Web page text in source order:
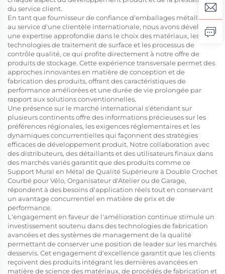
du service client.
En tant que fournisseur de confiance d'emballages métalliques
au service d'une clientèle internationale, nous avons développé
une expertise approfondie dans le choix des matériaux, les
technologies de traitement de surface et les processus de
contrôle qualité, ce qui profite directement à notre offre de
produits de stockage. Cette expérience transversale permet des
approches innovantes en matière de conception et de
fabrication des produits, offrant des caractéristiques de
performance améliorées et une durée de vie prolongée par
rapport aux solutions conventionnelles.
Une présence sur le marché international s'étendant sur
plusieurs continents offre des informations précieuses sur les
préférences régionales, les exigences réglementaires et les
dynamiques concurrentielles qui façonnent des stratégies
efficaces de développement produit. Notre collaboration avec
des distributeurs, des détaillants et des utilisateurs finaux dans
des marchés variés garantit que des produits comme ce
Support Mural en Métal de Qualité Supérieure à Double Crochet
Courbé pour Vélo, Organisateur d'Atelier ou de Garage,
répondent à des besoins d'application réels tout en conservant
un avantage concurrentiel en matière de prix et de
performance.
L'engagement en faveur de l'amélioration continue stimule un
investissement soutenu dans des technologies de fabrication
avancées et des systèmes de management de la qualité
permettant de conserver une position de leader sur les marchés
desservis. Cet engagement d'excellence garantit que les clients
reçoivent des produits intégrant les dernières avancées en
matière de science des matériaux, de procédés de fabrication et